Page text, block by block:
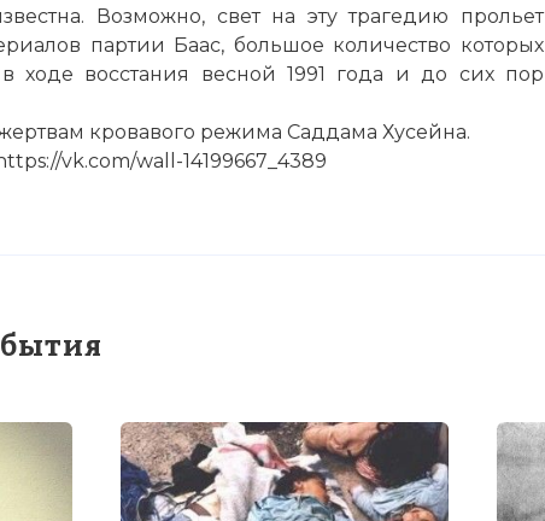
Возможно, свет на эту трагедию прольет
партии Баас, большое количество которых
ходе восстания весной 1991 года и до сих пор
кровавого режима Саддама Хусейна.
vk.com/wall-14199667_4389